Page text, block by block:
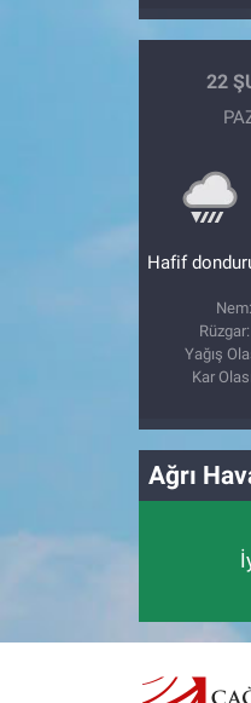
22
Hafif
Yağış
Kar
Ağrı